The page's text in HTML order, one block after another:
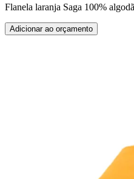
Flanela laranja Saga 100%
Adicionar ao orçamento